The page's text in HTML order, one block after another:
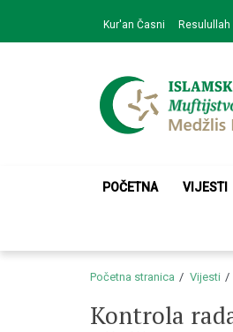
navigation
content
Kur'an Časni Resulullah
POČETNA VIJESTI
Početna stranica Vijesti
Kontrola